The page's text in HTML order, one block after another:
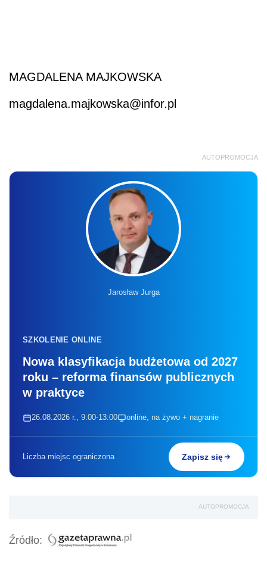
MAGDALENA MAJKOWSKA
magdalena.majkowska@infor.pl
AUTOPROMOCJA
Jarosław Jurga
SZKOLENIE ONLINE
Nowa klasyfikacja budżetowa od 2027
roku – reforma finansów publicznych
w praktyce
26.08.2026 r., 9:00-13:00 online, na żywo + nagranie
Liczba miejsc ograniczona Zapisz się
AUTOPROMOCJA
Źródło: